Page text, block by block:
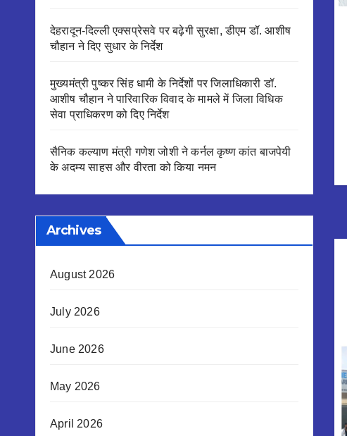
देहरादून-दिल्ली एक्सप्रेसवे पर बढ़ेगी सुरक्षा, डीएम डॉ. आशीष
चौहान ने दिए सुधार के निर्देश
मुख्यमंत्री पुष्कर सिंह धामी के निर्देशों पर जिलाधिकारी डॉ.
आशीष चौहान ने पारिवारिक विवाद के मामले में जिला विधिक
सेवा प्राधिकरण को दिए निर्देश
सैनिक कल्याण मंत्री गणेश जोशी ने कर्नल कृष्ण कांत बाजपेयी
के अदम्य साहस और वीरता को किया नमन
Archives
August 2026
July 2026
June 2026
May 2026
April 2026